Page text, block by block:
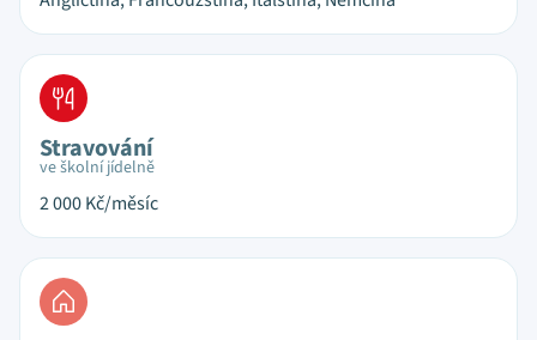
Stravování
ve školní jídelně
2 000Kč/měsíc